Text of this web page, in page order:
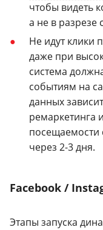
чтобы видеть
а не в разрезе
Не идут клики
даже при
система
событиям на
данных
ремаркетинга
посещаемости
через 2-3 дня.
Facebook /
Этапы запуска